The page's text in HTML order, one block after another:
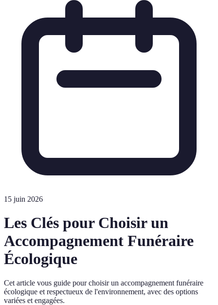
15 juin 2026
Les Clés pour Choisir un
Accompagnement Funéraire
Écologique
Cet article vous guide pour choisir un accompagnement funéraire
écologique et respectueux de l'environnement, avec des options
variées et engagées.